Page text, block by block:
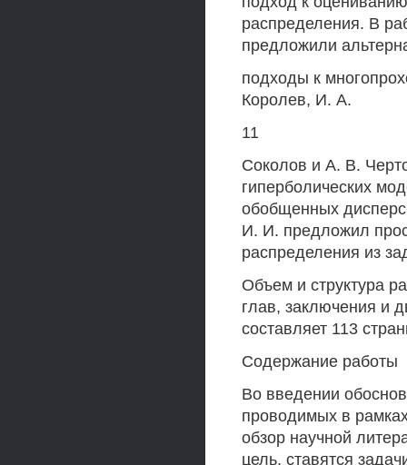
распределения. В
предложили
подходы к
Королев, И. А.
11
Соколов и А. В.
гиперболических
обобщенных
И. И. предложил
распределения из
Объем и структура
глав, заключения и
составляет 113
Содержание работы
Во введении
проводимых в
обзор научной
цель, ставятся